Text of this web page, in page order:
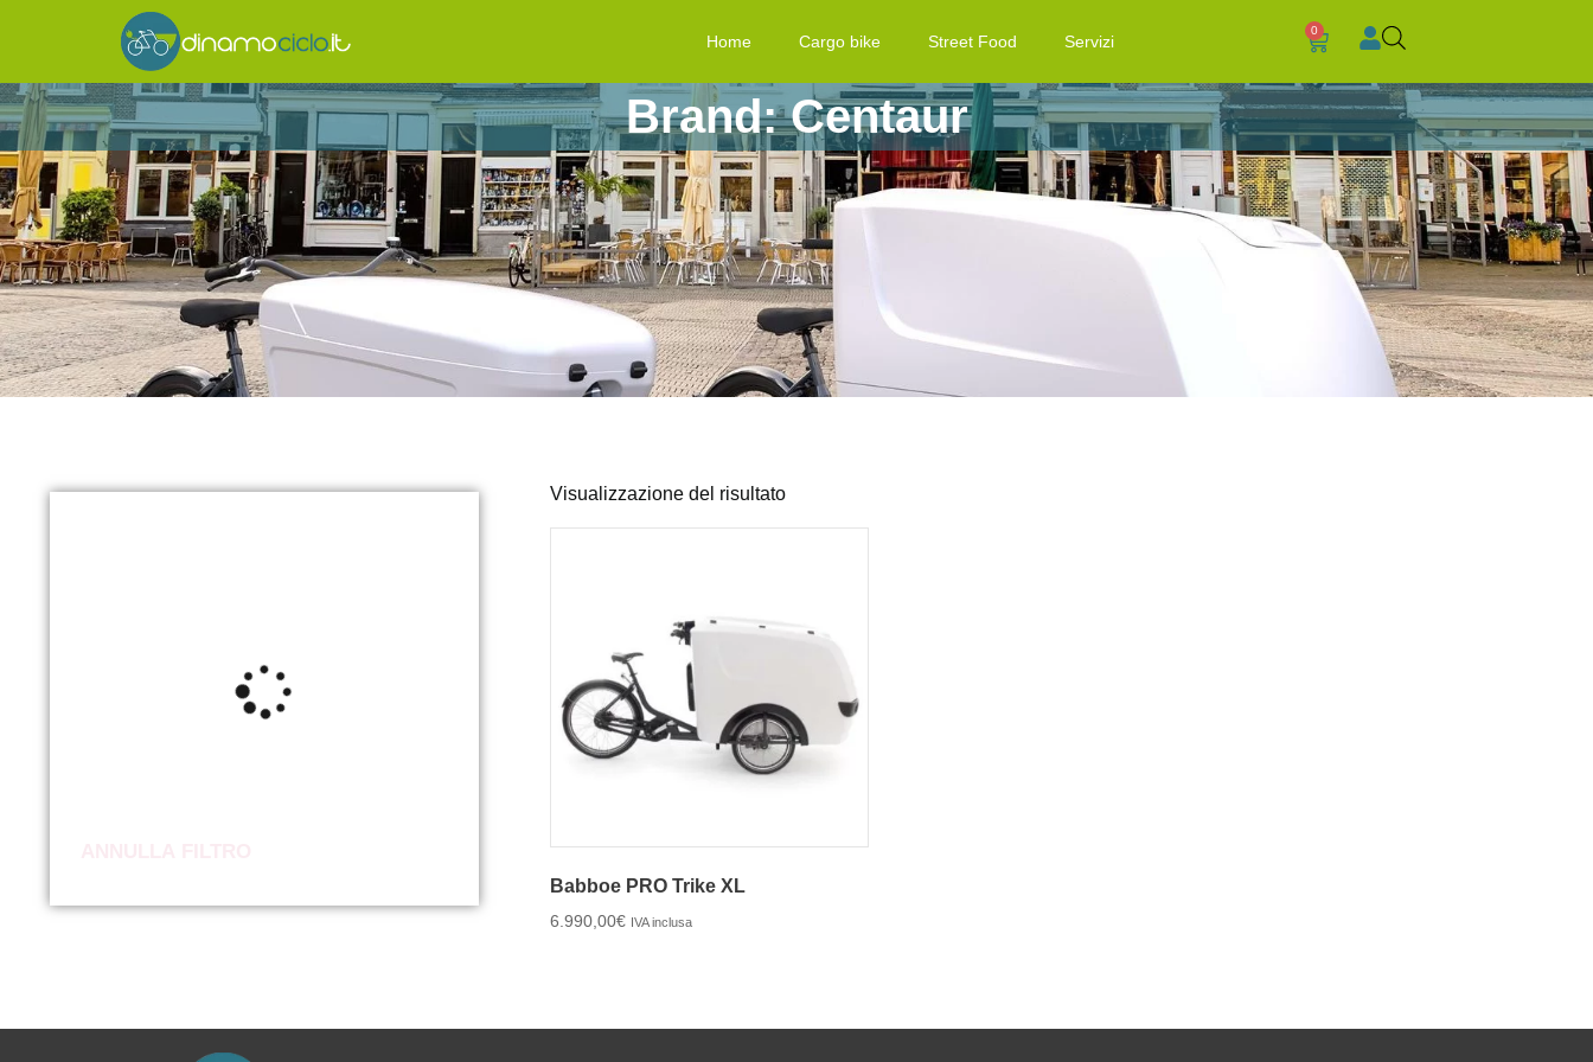
Home Cargo bike Street Food Servizi
0
Brand: Centaur
Visualizzazione del risultato
Babboe PRO Trike XL
6.990,00€ IVA inclusa